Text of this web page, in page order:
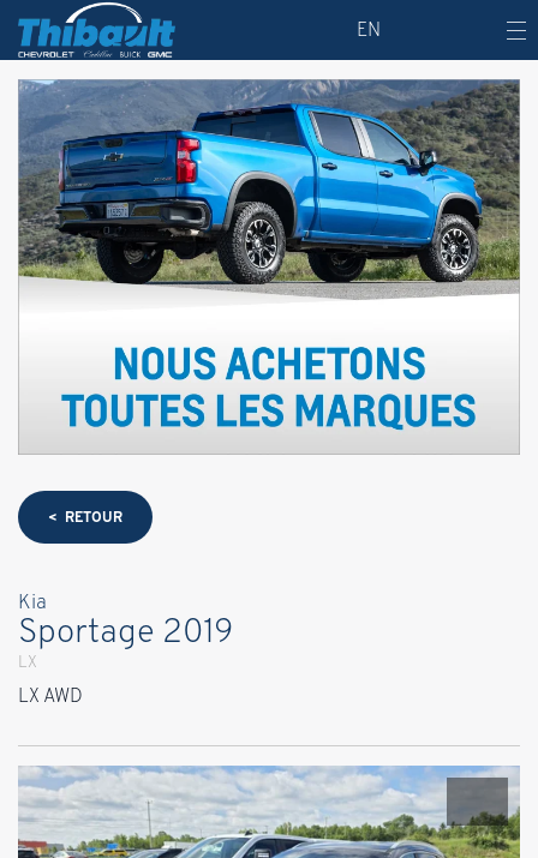
EN
< RETOUR
Kia
Sportage 2019
LX
LX AWD